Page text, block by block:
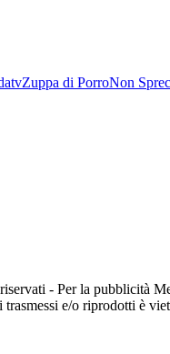
Zuppa di PorroNon
- Per la pubblicità
e/o riprodotti è